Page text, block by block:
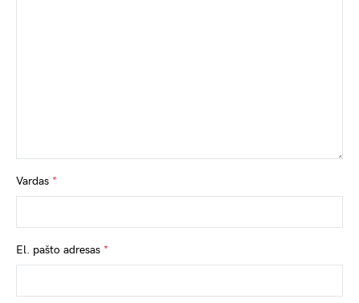
Vardas *
El. pašto adresas *